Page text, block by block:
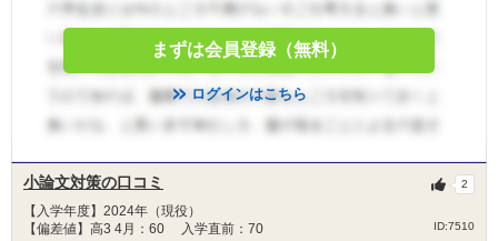
まずは会員登録（無料）
ログインはこちら
小論文対策の口コミ
【入学年度】2024年（現役）
【偏差値】高3 4月：60 入学直前：70
ID:7510
2